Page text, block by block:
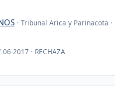
· Tribunal Arica y Parinacota ·
2017 · RECHAZA